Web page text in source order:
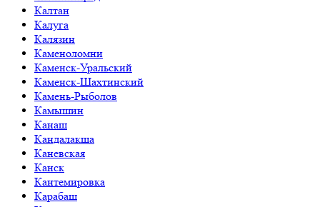
Калтан
Калуга
Калязин
Каменоломни
Каменск-Уральский
Каменск-Шахтинский
Камень-Рыболов
Камышин
Канаш
Кандалакша
Каневская
Канск
Кантемировка
Карабаш